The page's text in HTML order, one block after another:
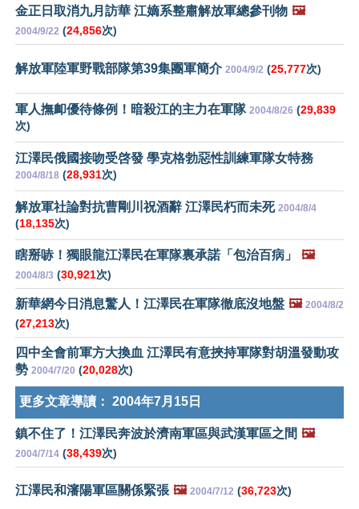
金正日取消九月訪華 江嫡系整肅解放軍總參刊物 🖼️
2004/9/22 (24,856次)
解放軍陸軍野戰部隊第39集團軍簡介 2004/9/2 (25,777次)
軍人撫卹優待條例！暗殺江的主力在軍隊 2004/8/26 (29,839
次)
江澤民俄國接吻受啓發 學克格勃惡性訓練軍隊女特務
2004/8/18 (28,931次)
解放軍社論對抗曹剛川祝酒辭 江澤民朽而未死 2004/8/4
(18,135次)
瞎掰哧！獨眼龍江澤民在軍隊裏承諾「包治百病」 🖼️
2004/8/3 (30,921次)
新華網今日消息驚人！江澤民在軍隊徹底沒地盤 🖼️ 2004/8/2
(27,213次)
四中全會前軍方大換血 江澤民有意挾持軍隊對胡溫發動攻
勢 2004/7/20 (20,028次)
更多文章導讀： 2004年7月15日
鎮不住了！江澤民奔波於濟南軍區與武漢軍區之間 🖼️
2004/7/14 (38,439次)
江澤民和瀋陽軍區關係緊張 🖼️ 2004/7/12 (36,723次)